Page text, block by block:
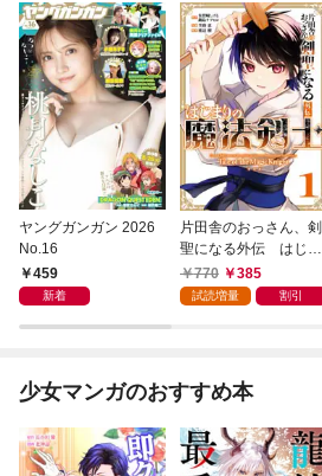
ヤングガンガン 2026
No.16
459
新着
片田舎のおっさん、剣
聖になる外伝 はじま
りの魔法剣士 1巻
770 385
試読増量 割引
少女マンガのおすすめ本